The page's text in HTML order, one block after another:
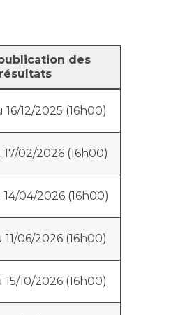
des
résultats
12/2025 (16h00)
02/2026 (16h00)
04/2026 (16h00)
06/2026 (16h00)
10/2026 (16h00)